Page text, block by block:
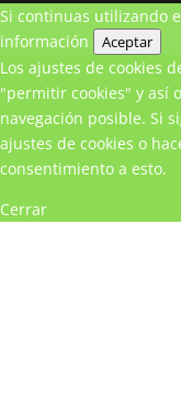
Si continuas utilizando
información
Aceptar
Los ajustes de cookies
"permitir cookies" y así
navegación posible. Si
ajustes de cookies o
consentimiento a esto.
Cerrar